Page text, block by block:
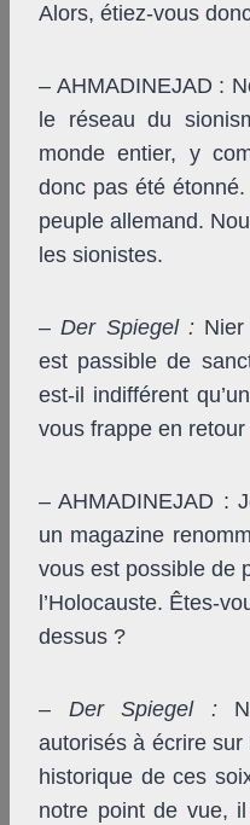
Alors, étiez-vous
– AHMADINEJAD :
le réseau du
monde entier, y
donc pas été
peuple allemand.
les sionistes.
–Der Spiegel :Nier
est passible de
est-il indifférent
vous frappe en retour
– AHMADINEJAD :
un magazine
vous est possible de
l’Holocauste. Êtes-
dessus ?
– Der Spiegel :
autorisés à écrire
historique de ces
notre point de vue,